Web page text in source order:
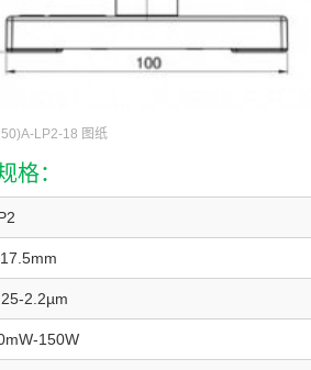
LP2-18 图纸
格：
2.2µm
150W